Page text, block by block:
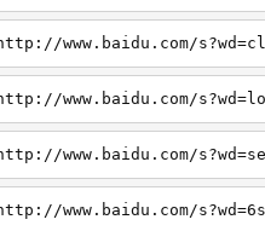
www.baidu.com/
www.baidu.com/
www.baidu.com/
www.baidu.com/